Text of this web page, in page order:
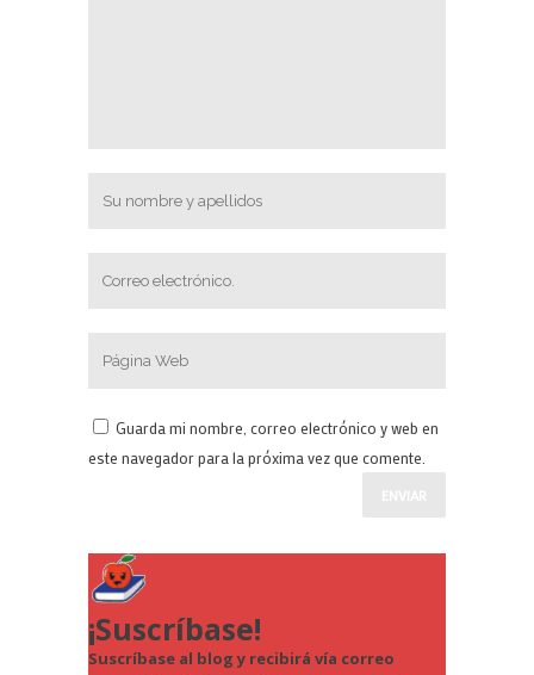
Guarda mi nombre, correo electrónico y web en
este navegador para la próxima vez que comente.
¡Suscríbase!
Suscríbase al blog y recibirá vía correo